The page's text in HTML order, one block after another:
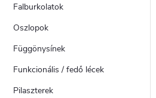
Falburkolatok
Oszlopok
Függönysínek
Funkcionális / fedő lécek
Pilaszterek